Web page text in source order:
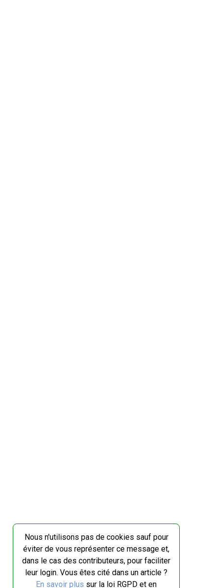
Nous n'utilisons pas de cookies sauf pour
éviter de vous représenter ce message et,
dans le cas des contributeurs, pour faciliter
leur login. Vous êtes cité dans un article ?
En savoir plus sur la loi RGPD et en